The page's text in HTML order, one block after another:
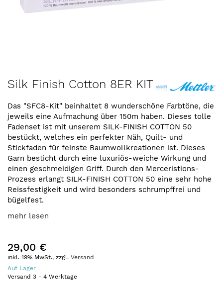
Zum
Anfang
Bildergalerie
springen
Silk Finish Cotton 8ER KIT
Das "SFC8-Kit" beinhaltet 8 wunderschöne Farbtöne, die
jeweils eine Aufmachung über 150m haben. Dieses tolle
Fadenset ist mit unserem SILK-FINISH COTTON 50
bestückt, welches ein perfekter Näh, Quilt- und
Stickfaden für feinste Baumwollkreationen ist. Dieses
Garn besticht durch eine luxuriös-weiche Wirkung und
einen geschmeidigen Griff. Durch den Merceristions-
Prozess erlangt SILK-FINISH COTTON 50 eine sehr hohe
Reissfestigkeit und wird besonders schrumpffrei und
bügelfest.
mehr lesen
29,00 €
inkl. 19% MwSt., zzgl. Versand
Auf Lager
Versand 3 - 4 Werktage